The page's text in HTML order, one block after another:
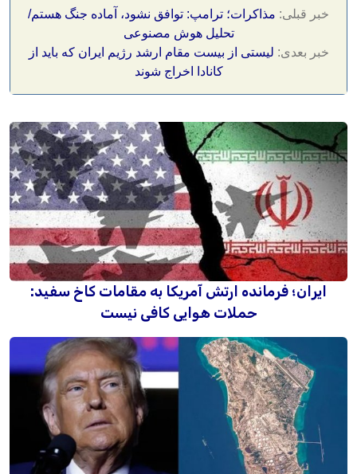
خبر قبلی: مذاکرات؛ ترامپ: توافق نشود، آماده جنگ هستم/
تحلیل هوش مصنوعی
خبر بعدی: لیستی از بیست مقام ارشد رژیم ایران که باید از
کانادا اخراج شوند
ایران؛ فرمانده ارتش آمریکا به مقامات کاخ سفید:
حملات هوایی کافی نیست